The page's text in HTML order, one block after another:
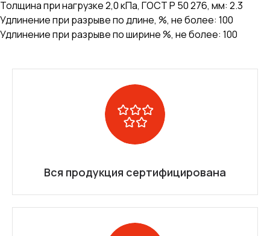
Толщина при нагрузке 2,0 кПа, ГОСТ Р 50 276, мм: 2.3
Удлинение при разрыве по длине, %, не более: 100
Удлинение при разрыве по ширине %, не более: 100
Вся продукция сертифицирована